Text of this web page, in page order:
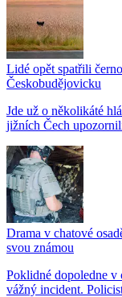
Lidé opět spatřili
Českobudějovicku
Jde už o několikáté
jižních Čech
Drama v chatové
svou známou
Poklidné dopoledne v
vážný incident.